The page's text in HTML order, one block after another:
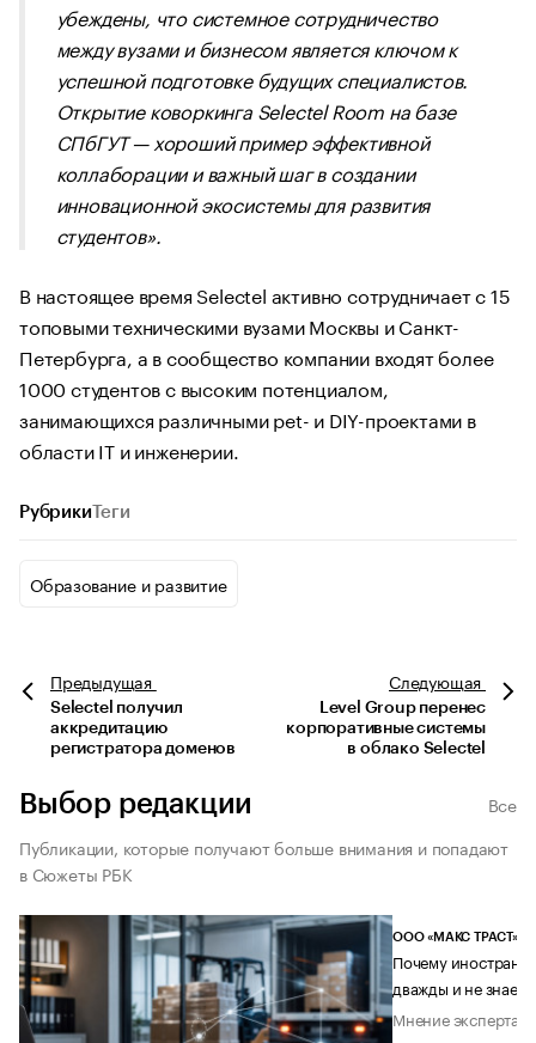
убеждены, что системное сотрудничество
между вузами и бизнесом является ключом к
успешной подготовке будущих специалистов.
Открытие коворкинга Selectel Room на базе
СПбГУТ — хороший пример эффективной
коллаборации и важный шаг в создании
инновационной экосистемы для развития
студентов».
В настоящее время Selectel активно сотрудничает с 15
топовыми техническими вузами Москвы и Санкт-
Петербурга, а в сообщество компании входят более
1000 студентов с высоким потенциалом,
занимающихся различными pet- и DIY-проектами в
области IT и инженерии.
Рубрики Теги
Образование и развитие
Предыдущая
Selectel получил
аккредитацию
регистратора доменов
Следующая
Level Group перенес
корпоративные системы
в облако Selectel
Выбор редакции
Все
Публикации, которые получают больше внимания и попадают
в Сюжеты РБК
ООО «МАКС ТРАСТ»
Почему
дважды и не знает
Мнение эксперта